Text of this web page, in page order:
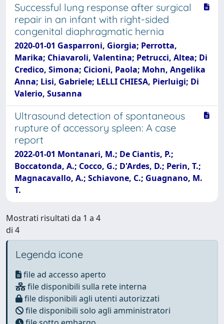
Successful lung response after surgical
repair in an infant with right-sided
congenital diaphragmatic hernia
2020-01-01 Gasparroni, Giorgia; Perrotta,
Marika; Chiavaroli, Valentina; Petrucci, Altea; Di
Credico, Simona; Cicioni, Paola; Mohn, Angelika
Anna; Lisi, Gabriele; LELLI CHIESA, Pierluigi; Di
Valerio, Susanna
Ultrasound detection of spontaneous
rupture of accessory spleen: A case
report
2022-01-01 Montanari, M.; De Ciantis, P.;
Boccatonda, A.; Cocco, G.; D'Ardes, D.; Perin, T.;
Magnacavallo, A.; Schiavone, C.; Guagnano, M.
T.
Mostrati risultati da 1 a 4
di 4
Legenda icone
file ad accesso aperto
file disponibili sulla rete interna
file disponibili agli utenti autorizzati
file disponibili solo agli amministratori